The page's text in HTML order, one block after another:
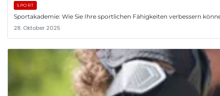
SPORT
Sportakademie: Wie Sie Ihre sportlichen Fähigkeiten verbessern
28. Oktober 2025